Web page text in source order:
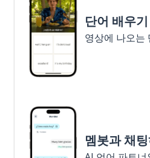
단어 배우기
영상에 나오는
멤봇과 채